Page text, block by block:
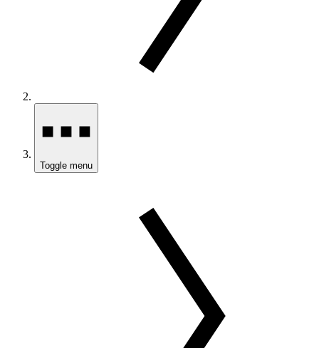
Toggle menu